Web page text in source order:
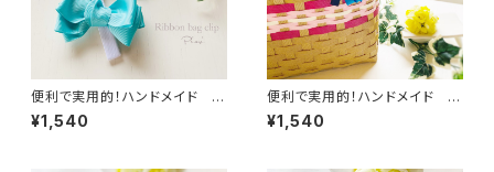
便利で実用的！ハンドメイド リ
ボンバッグクリップ／ バッグチャ
ームキーホルダー／キークリッ
¥1,540
便利で実用的！ハンドメイド リ
ボンバッグクリップ／ バッグチャ
ームキーホルダー／キークリッ
¥1,540